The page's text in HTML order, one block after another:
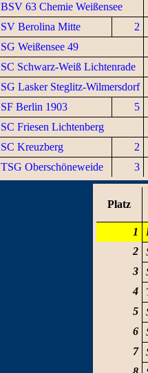
BSV 63 Chemie Weißensee
SV Berolina Mitte 2
SG Weißensee 49
SC Schwarz-Weiß Lichtenrade
SG Lasker Steglitz-Wilmersdorf
SF Berlin 1903 5
SC Friesen Lichtenberg
SC Kreuzberg 2
TSG Oberschöneweide 3
Platz
1
2
3
4
5
6
7